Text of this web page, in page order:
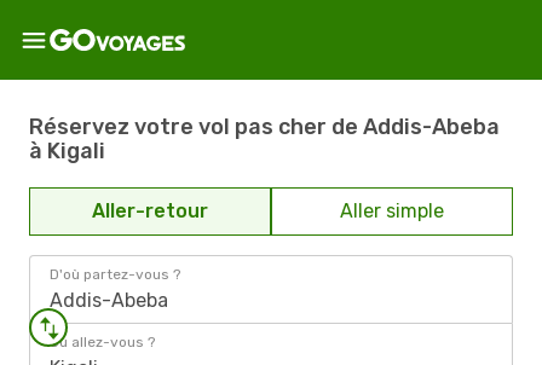
Réservez votre vol pas cher de Addis-Abeba
à Kigali
Aller-retour Aller simple
D'où partez-vous ?
Addis-Abeba
Où allez-vous ?